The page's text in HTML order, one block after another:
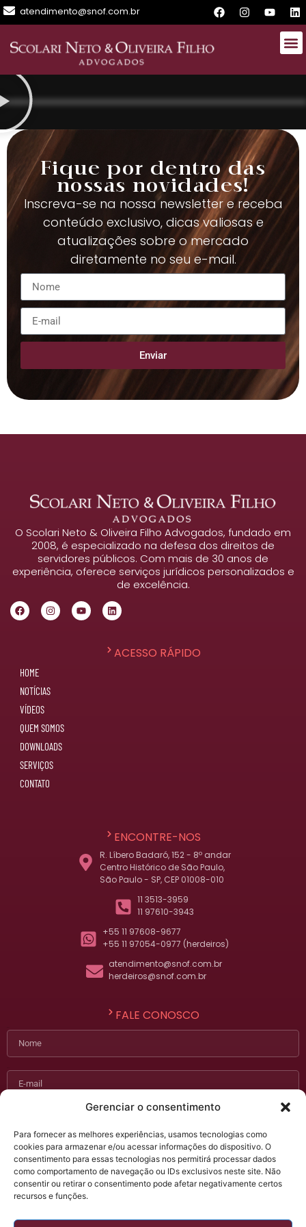
Gerenciar o consentimento
Para fornecer as melhores experiências, usamos tecnologias como
cookies para armazenar e/ou acessar informações do dispositivo. O
consentimento para essas tecnologias nos permitirá processar dados
como comportamento de navegação ou IDs exclusivos neste site. Não
consentir ou retirar o consentimento pode afetar negativamente certos
recursos e funções.
atendimento@snof.com.br
Fique por dentro das
nossas novidades!
Inscreva-se na nossa newsletter e receba
conteúdo exclusivo, dicas valiosas e
atualizações sobre o mercado
diretamente no seu e-mail.
Enviar
O Scolari Neto & Oliveira Filho Advogados, fundado em
2008, é especializado na defesa dos direitos de
servidores públicos. Com mais de 30 anos de
experiência, oferece serviços jurídicos personalizados e
de excelência.
ACESSO RÁPIDO
HOME
NOTÍCIAS
VÍDEOS
QUEM SOMOS
DOWNLOADS
SERVIÇOS
CONTATO
ENCONTRE-NOS
R. Líbero Badaró, 152 - 8º andar
Centro Histórico de São Paulo,
São Paulo - SP, CEP 01008-010
11 3513-3959
11 97610-3943
+55 11 97608-9677
+55 11 97054-0977 (herdeiros)
atendimento@snof.com.br
herdeiros@snof.com.br
FALE CONOSCO